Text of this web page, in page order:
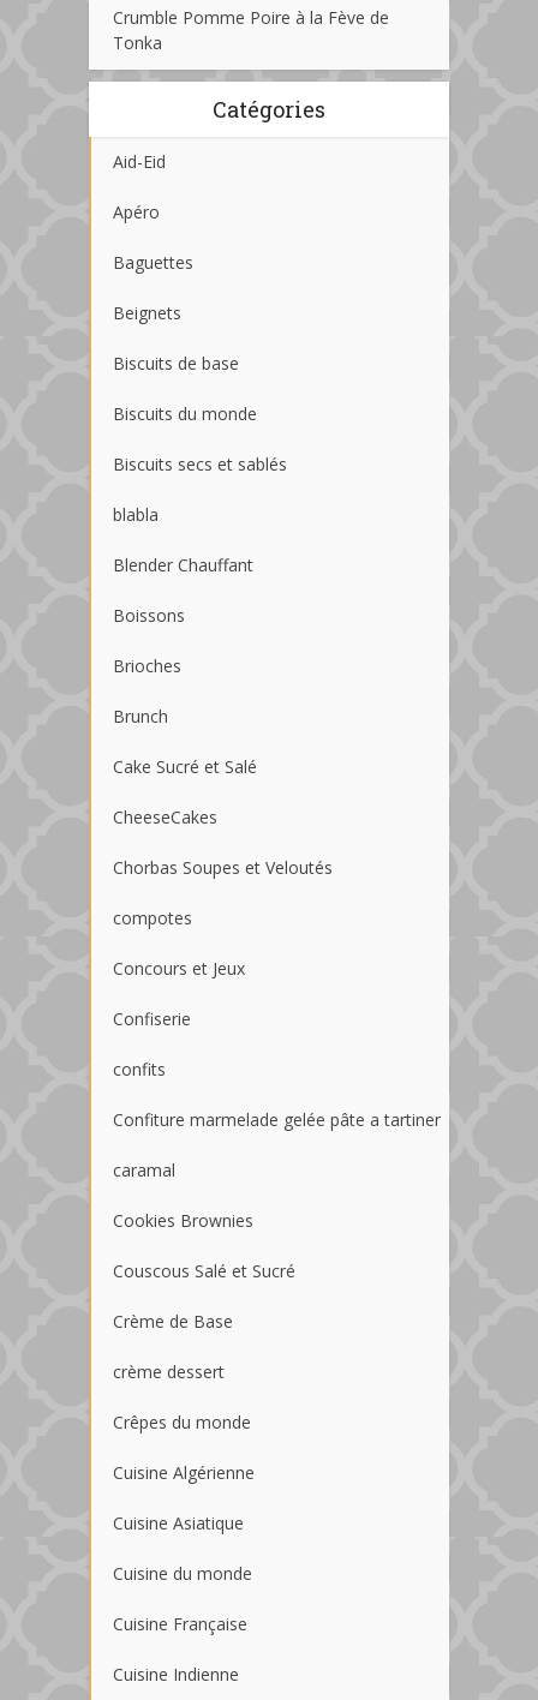
Crumble Pomme Poire à la Fève de
Tonka
Catégories
Aid-Eid
Apéro
Baguettes
Beignets
Biscuits de base
Biscuits du monde
Biscuits secs et sablés
blabla
Blender Chauffant
Boissons
Brioches
Brunch
Cake Sucré et Salé
CheeseCakes
Chorbas Soupes et Veloutés
compotes
Concours et Jeux
Confiserie
confits
Confiture marmelade gelée pâte a tartiner
caramal
Cookies Brownies
Couscous Salé et Sucré
Crème de Base
crème dessert
Crêpes du monde
Cuisine Algérienne
Cuisine Asiatique
Cuisine du monde
Cuisine Française
Cuisine Indienne